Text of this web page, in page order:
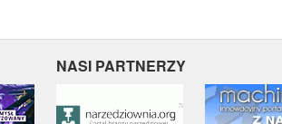
NASI PARTNERZY